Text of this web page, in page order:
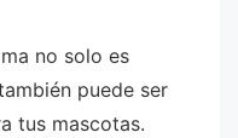
no solo es
puede ser
tus mascotas.